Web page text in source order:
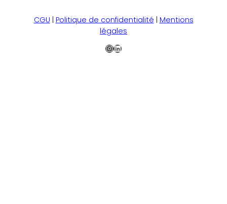
CGU | Politique de confidentialité | Mentions
légales
Instagram
LinkedIn